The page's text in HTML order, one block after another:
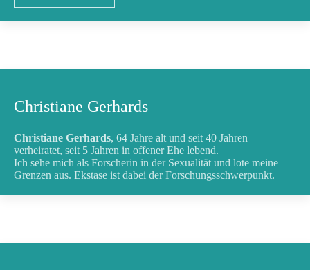
Christiane Gerhards
Christiane Gerhards, 64 Jahre alt und seit 40 Jahren
verheiratet, seit 5 Jahren in offener Ehe lebend.
Ich sehe mich als Forscherin in der Sexualität und lote meine
Grenzen aus. Ekstase ist dabei der Forschungsschwerpunkt.